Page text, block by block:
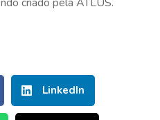
LinkedIn